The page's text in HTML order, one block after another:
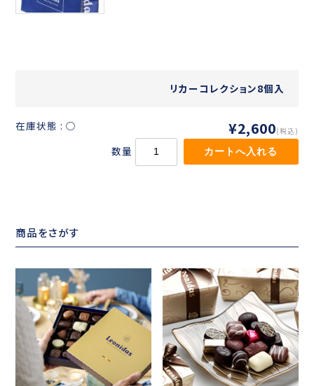
リカーコレクション8個入
在庫状態 : ○ ¥2,600(税込)
数量
商品をさがす